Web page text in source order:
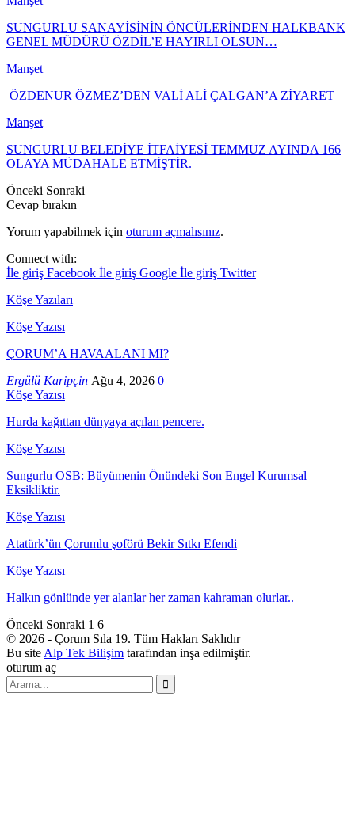
SUNGURLU SANAYİSİNİN ÖNCÜLERİNDEN HALKBANK
GENEL MÜDÜRÜ ÖZDİL’E HAYIRLI OLSUN…
Manşet
ÖZDENUR ÖZMEZ’DEN VALİ ALİ ÇALGAN’A ZİYARET
Manşet
SUNGURLU BELEDİYE İTFAİYESİ TEMMUZ AYINDA 166
OLAYA MÜDAHALE ETMİŞTİR.
Önceki Sonraki
Cevap bırakın
Yorum yapabilmek için oturum açmalısınız.
Connect with:
İle giriş Facebook İle giriş Google İle giriş Twitter
Köşe Yazıları
Köşe Yazısı
ÇORUM’A HAVAALANI MI?
Ergülü Karipçin Ağu 4, 2026 0
Köşe Yazısı
Hurda kağıttan dünyaya açılan pencere.
Köşe Yazısı
Sungurlu OSB: Büyümenin Önündeki Son Engel Kurumsal
Eksikliktir.
Köşe Yazısı
Atatürk’ün Çorumlu şoförü Bekir Sıtkı Efendi
Köşe Yazısı
Halkın gönlünde yer alanlar her zaman kahraman olurlar..
Önceki Sonraki 1 6
© 2026 - Çorum Sıla 19. Tüm Hakları Saklıdır
Bu site Alp Tek Bilişim tarafından inşa edilmiştir.
oturum aç